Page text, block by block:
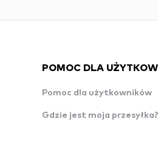
POMOC DLA
Pomoc dla użytkowników
Gdzie jest moja przesyłka?